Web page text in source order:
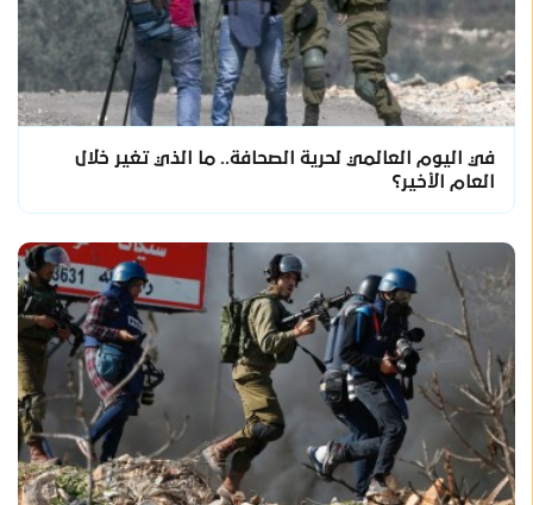
في اليوم العالمي لحرية الصحافة.. ما الذي تغير خلال
العام الأخير؟